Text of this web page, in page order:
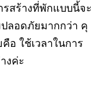
สร้างที่พักแบบนี้จะ
ลอดภัยมากกว่า คุ
อ ใช้เวลาในการ
งค่ะ